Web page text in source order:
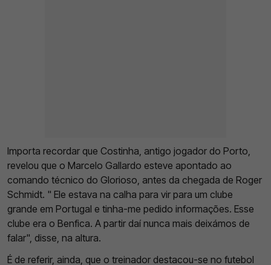
Importa recordar que Costinha, antigo jogador do Porto,
revelou que o Marcelo Gallardo esteve apontado ao
comando técnico do Glorioso, antes da chegada de Roger
Schmidt. " Ele estava na calha para vir para um clube
grande em Portugal e tinha-me pedido informações. Esse
clube era o Benfica. A partir daí nunca mais deixámos de
falar", disse, na altura.
É de referir, ainda, que o treinador destacou-se no futebol